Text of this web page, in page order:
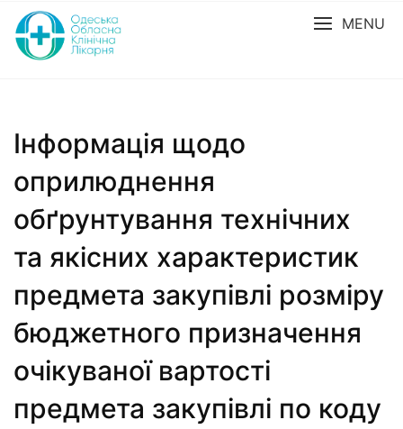
MENU
Інформація щодо
оприлюднення
обґрунтування технічних
та якісних характеристик
предмета закупівлі розміру
бюджетного призначення
очікуваної вартості
предмета закупівлі по коду